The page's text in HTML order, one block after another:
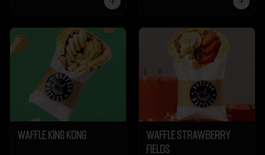
Waffle King Kong
Waffle Strawberry
Fields